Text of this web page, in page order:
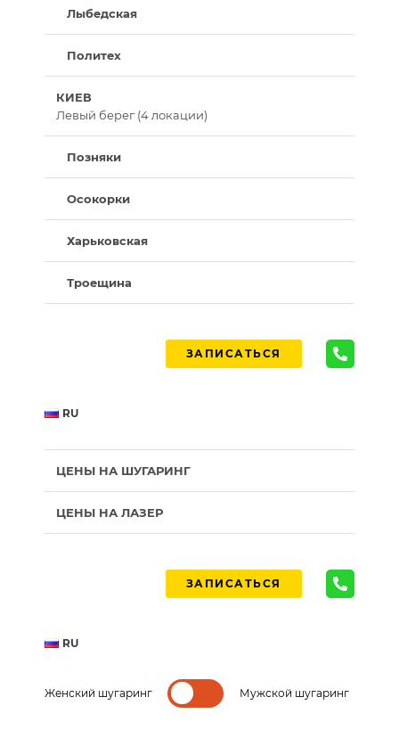
Лыбедская
Политех
КИЕВ
Левый берег (4 локации)
Позняки
Осокорки
Харьковская
Троещина
ЗАПИСАТЬСЯ
RU
ЦЕНЫ НА ШУГАРИНГ
ЦЕНЫ НА ЛАЗЕР
ЗАПИСАТЬСЯ
RU
Женский шугаринг Мужской шугаринг